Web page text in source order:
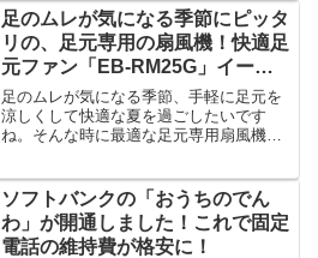
足のムレが気になる季節にピッタ
リの、足元専用の扇風機！快適足
元ファン「EB-RM25G」イーバ
ランスより発売！
足のムレが気になる季節、手軽に足元を
涼しくして快適な夏を過ごしたいです
ね。そんな時に最適な足元専用扇風機
ソフトバンクの「おうちのでん
わ」が開通しました！これで固定
電話の維持費が格安に！